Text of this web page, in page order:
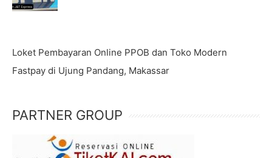
Loket Pembayaran Online PPOB dan Toko Modern
Fastpay di Ujung Pandang, Makassar
PARTNER GROUP